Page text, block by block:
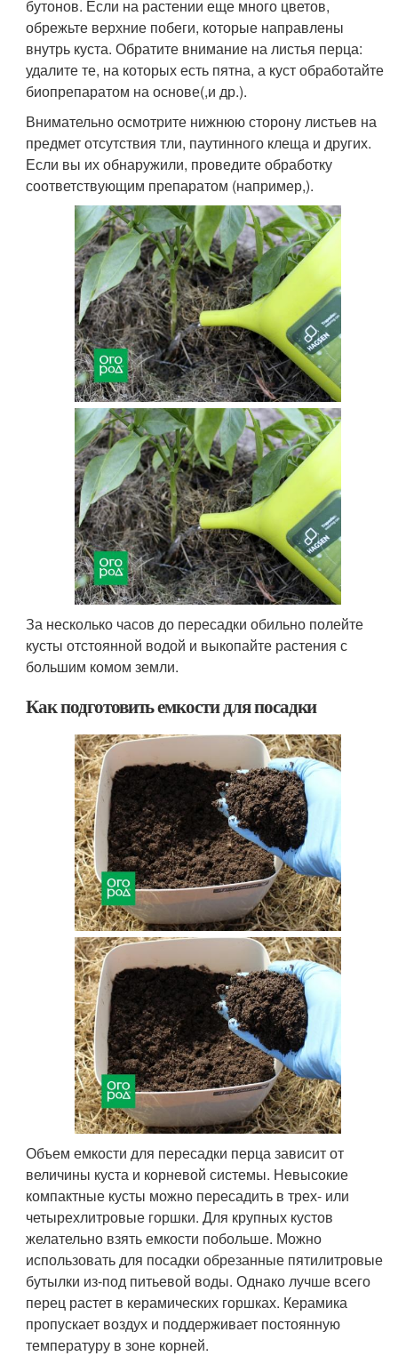
бутонов. Если на растении еще много цветов,
обрежьте верхние побеги, которые направлены
внутрь куста. Обратите внимание на листья перца:
удалите те, на которых есть пятна, а куст обработайте
биопрепаратом на основе(,и др.).
Внимательно осмотрите нижнюю сторону листьев на
предмет отсутствия тли, паутинного клеща и других.
Если вы их обнаружили, проведите обработку
соответствующим препаратом (например,).
За несколько часов до пересадки обильно полейте
кусты отстоянной водой и выкопайте растения с
большим комом земли.
Как подготовить емкости для посадки
Объем емкости для пересадки перца зависит от
величины куста и корневой системы. Невысокие
компактные кусты можно пересадить в трех- или
четырехлитровые горшки. Для крупных кустов
желательно взять емкости побольше. Можно
использовать для посадки обрезанные пятилитровые
бутылки из-под питьевой воды. Однако лучше всего
перец растет в керамических горшках. Керамика
пропускает воздух и поддерживает постоянную
температуру в зоне корней.